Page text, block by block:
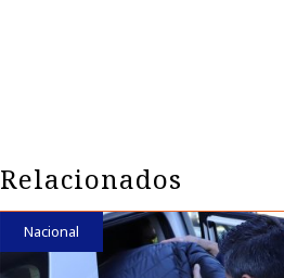
Relacionados
Nacional